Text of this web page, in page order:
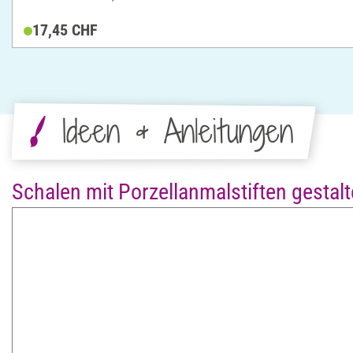
17,45 CHF
Ideen & Anleitungen
Schalen mit Porzellanmalstiften